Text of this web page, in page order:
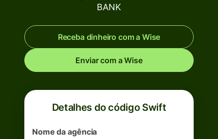
BANK
Receba dinheiro com a Wise
Enviar com a Wise
Detalhes do código Swift
Nome da agência